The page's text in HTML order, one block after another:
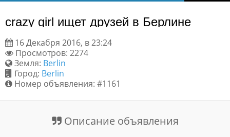
Обратная связь
crazy girl ищет друзей в Берлине
16 Декабря 2016, в 23:24
Просмотров: 2274
Земля: Berlin
Город: Berlin
Номер объявления: #1161
Описание объявления